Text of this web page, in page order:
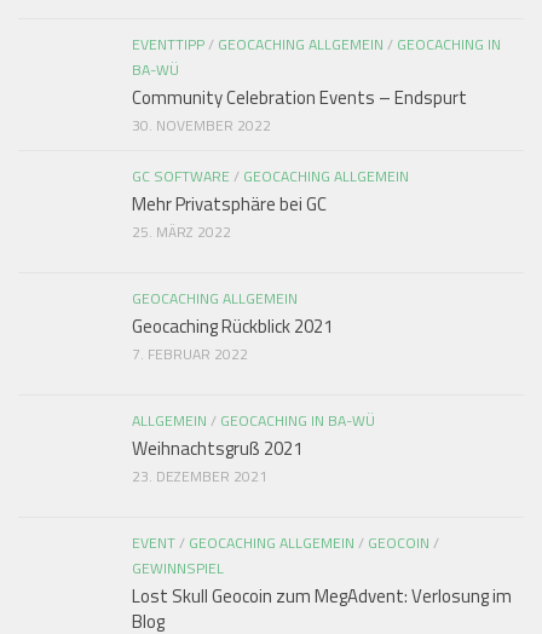
EVENTTIPP/ GEOCACHING ALLGEMEIN / GEOCACHING IN
BA-WÜ
Community Celebration Events – Endspurt
30. NOVEMBER 2022
GC SOFTWARE / GEOCACHING ALLGEMEIN
Mehr Privatsphäre bei GC
25. MÄRZ 2022
GEOCACHING ALLGEMEIN
Geocaching Rückblick 2021
7. FEBRUAR 2022
ALLGEMEIN / GEOCACHING IN BA-WÜ
Weihnachtsgruß 2021
23. DEZEMBER 2021
EVENT/ GEOCACHING ALLGEMEIN / GEOCOIN /
GEWINNSPIEL
Lost Skull Geocoin zum MegAdvent: Verlosung im
Blog